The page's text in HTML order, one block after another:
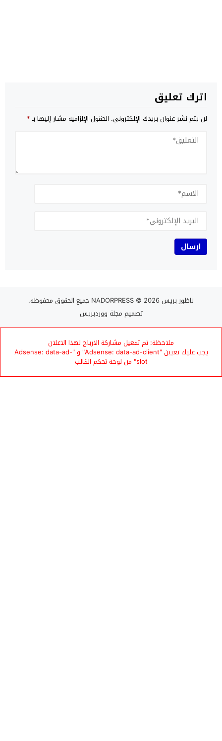
اترك تعليق
لن يتم نشر عنوان بريدك الإلكتروني. الحقول الإلزامية مشار إليها بـ*
ناظور بريس NADORPRESS© 2026 جميع الحقوق محفوظة.
تصميم مجلة ووردبريس
ملاحظة: تم تفعيل مشاركة الارباح لهذا الاعلان
يجب عليك تعيين "Adsense: data-ad-client" و "Adsense: data-ad-
slot" من لوحة تحكم القالب